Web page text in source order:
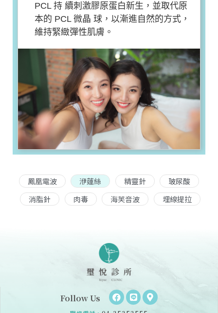
PCL 持 續刺激膠原蛋白新生，並取代原
本的 PCL 微晶 球，以漸進自然的方式，
維持緊緻彈性肌膚。
鳳凰電波 洢蓮絲 精靈針
玻尿酸
消脂針
肉毒 海芙音波 埋線提拉
Follow Us